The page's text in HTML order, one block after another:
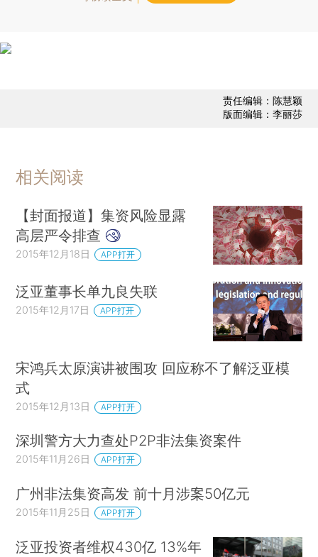
责任编辑：陈慧颖
版面编辑：李丽莎
相关阅读
【封面报道】集资风险显露
高层严令排查
2015年12月18日 APP打开
泛亚董事长单九良失联
2015年12月17日 APP打开
宋鸿兵太原演讲被围攻 回应称不了解泛亚模
式
2015年12月13日 APP打开
深圳警方大力查处P2P非法集资案件
2015年11月26日 APP打开
广州非法集资高发 前十月涉案50亿元
2015年11月25日 APP打开
泛亚投资者维权430亿 13%年